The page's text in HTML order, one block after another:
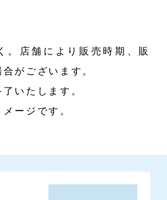
Company
。店舗により販売時期、販
がございます。
いたします。
ージです。